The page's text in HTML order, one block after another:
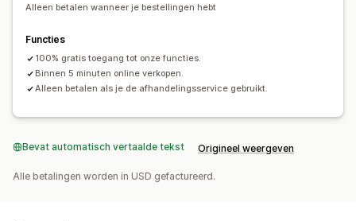
Alleen betalen wanneer je bestellingen hebt
Functies
100% gratis toegang tot onze functies.
Binnen 5 minuten online verkopen.
Alleen betalen als je de afhandelingsservice gebruikt.
Bevat automatisch vertaalde tekst Origineel weergeven
Alle betalingen worden in USD gefactureerd.